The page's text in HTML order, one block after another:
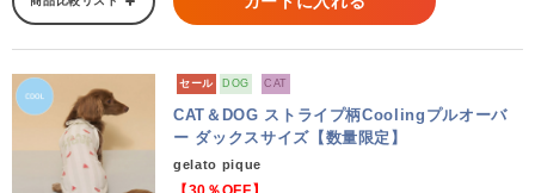
セール DOG CAT
CAT＆DOG ストライプ柄Coolingプルオーバ
ー ダックスサイズ【数量限定】
gelato pique